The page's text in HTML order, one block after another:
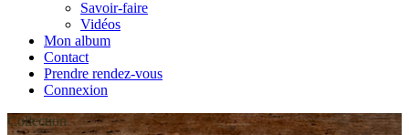
Savoir-faire
Vidéos
Mon album
Contact
Prendre rendez-vous
Connexion
Collection